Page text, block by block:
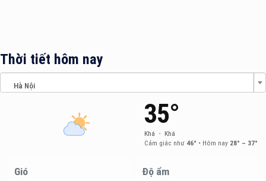
Thời tiết hôm nay
Hà Nội
35°
Khá • Khá
Cảm giác như 46° • Hôm nay 28° – 37°
Gió Độ ẩm